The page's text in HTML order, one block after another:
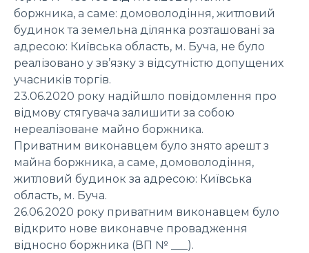
боржника, а саме: домоволодіння, житловий
будинок та земельна ділянка розташовані за
адресою: Київська область, м. Буча, не було
реалізовано у зв’язку з відсутністю допущених
учасників торгів.
23.06.2020 року надійшло повідомлення про
відмову стягувача залишити за собою
нереалізоване майно боржника.
Приватним виконавцем було знято арешт з
майна боржника, а саме, домоволодіння,
житловий будинок за адресою: Київська
область, м. Буча.
26.06.2020 року приватним виконавцем було
відкрито нове виконавче провадження
відносно боржника (ВП № ___).